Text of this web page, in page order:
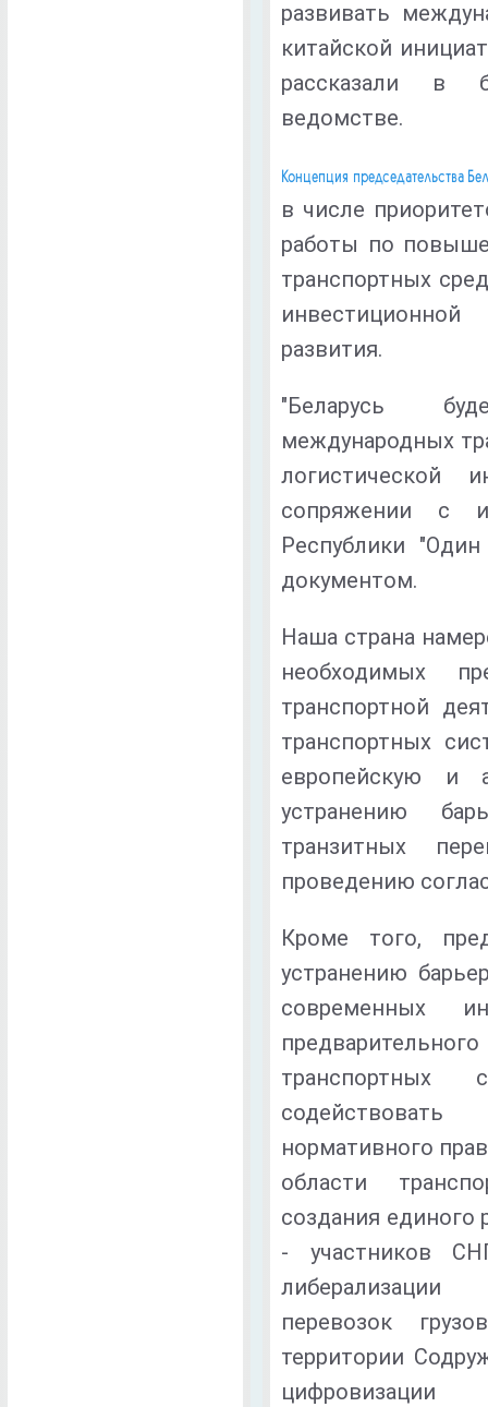
развивать
китайской
рассказали в
ведомстве.
Концепция председательства
в числе
работы по
транспортных
развития.
"Беларусь
международных
логистической
сопряжении с
Республики
документом.
Наша страна
необходимых
транспортной
транспортных
европейскую и
устранению
транзитных
проведению
Кроме того,
устранению
современных
нормативного
области
создания единого
- участников
либерализации
перевозок
территории
цифровизации